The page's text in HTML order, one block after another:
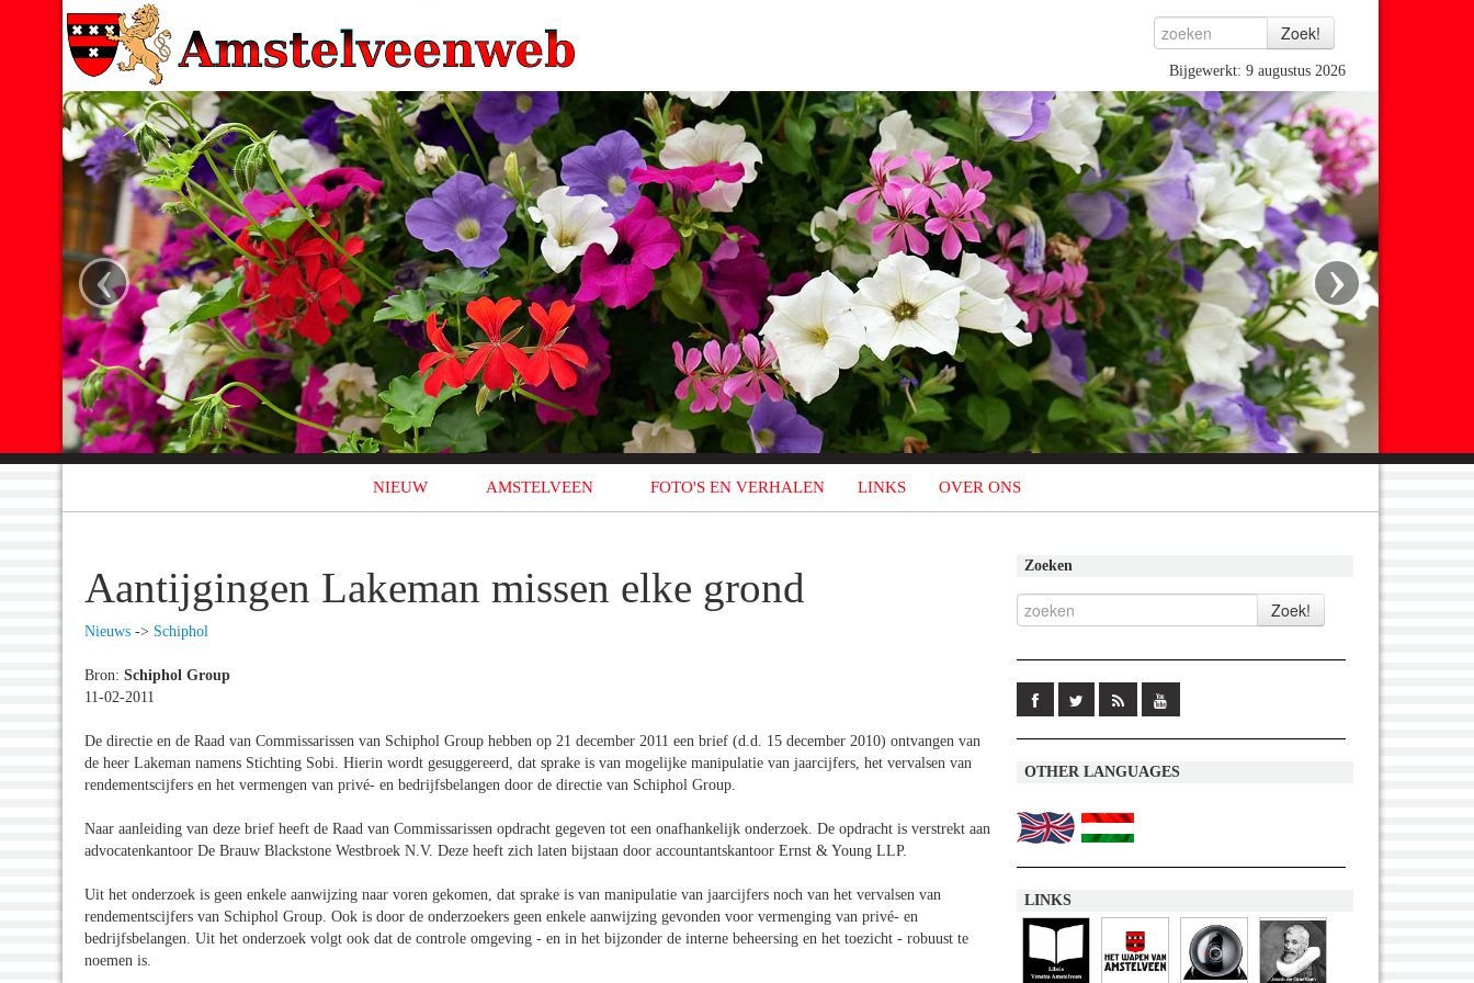
Bijgewerkt: 9 augustus 2026
‹ ›
NIEUW AMSTELVEEN FOTO'S EN VERHALEN LINKS OVER ONS
Aantijgingen Lakeman missen elke grond
Nieuws -> Schiphol
Bron: Schiphol Group
11-02-2011
De directie en de Raad van Commissarissen van Schiphol Group hebben op 21 december 2011 een brief (d.d. 15 december 2010) ontvangen van
de heer Lakeman namens Stichting Sobi. Hierin wordt gesuggereerd, dat sprake is van mogelijke manipulatie van jaarcijfers, het vervalsen van
rendementscijfers en het vermengen van privé- en bedrijfsbelangen door de directie van Schiphol Group.
Naar aanleiding van deze brief heeft de Raad van Commissarissen opdracht gegeven tot een onafhankelijk onderzoek. De opdracht is verstrekt aan
advocatenkantoor De Brauw Blackstone Westbroek N.V. Deze heeft zich laten bijstaan door accountantskantoor Ernst & Young LLP.
Uit het onderzoek is geen enkele aanwijzing naar voren gekomen, dat sprake is van manipulatie van jaarcijfers noch van het vervalsen van
rendementscijfers van Schiphol Group. Ook is door de onderzoekers geen enkele aanwijzing gevonden voor vermenging van privé- en
bedrijfsbelangen. Uit het onderzoek volgt ook dat de controle omgeving - en in het bijzonder de interne beheersing en het toezicht - robuust te
noemen is.
Zoeken
OTHER LANGUAGES
LINKS